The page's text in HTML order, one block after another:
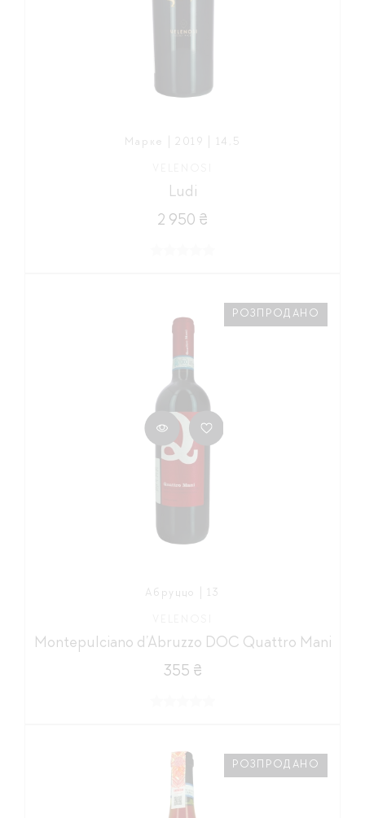
Марке | 2019 | 14,5
Ludi
2 950 ₴
Абруццо | 13
Montepulciano d’Abruzzo DOC Quattro Mani
355 ₴
РОЗПРОДАНО
РОЗПРОДАНО